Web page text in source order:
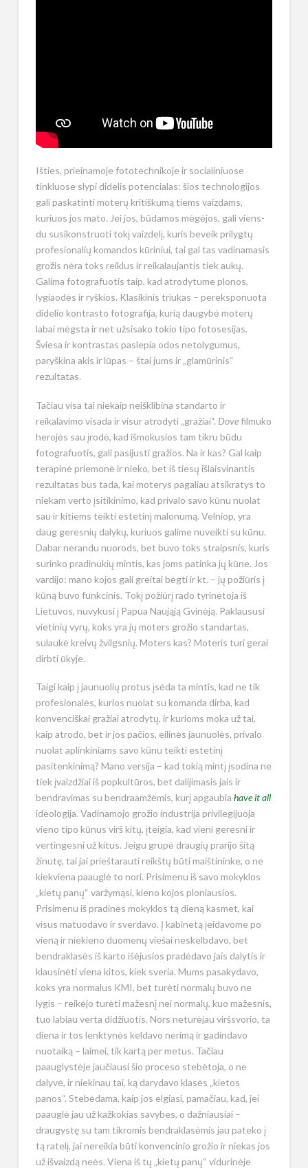
Išties, prieinamoje fototechnikoje ir socialiniuose
tinkluose slypi didelis potencialas: šios technologijos
gali paskatinti moterų kritiškumą tiems vaizdams,
kuriuos jos mato. Jei jos, būdamos mėgėjos, gali viens-
du susikonstruoti tokį vaizdelį, kuris beveik prilygtų
profesionalių komandos kūriniui, tai gal tas vadinamasis
grožis nėra toks reiklus ir reikalaujantis tiek aukų.
Galima fotografuotis taip, kad atrodytume plonos,
lygiaodės ir ryškios. Klasikinis triukas – pereksponuota
didelio kontrasto fotografija, kurią daugybė moterų
labai mėgsta ir net užsisako tokio tipo fotosesijas.
Šviesa ir kontrastas paslepia odos netolygumus,
paryškina akis ir lūpas – štai jums ir „glamūrinis“
rezultatas.
Tačiau visa tai niekaip neišklibina standarto ir
reikalavimo visada ir visur atrodyti „gražiai“. Dovefilmuko
herojės sau įrodė, kad išmokusios tam tikru būdu
fotografuotis, gali pasijusti gražios. Na ir kas? Gal kaip
terapinė priemonė ir nieko, bet iš tiesų išlaisvinantis
rezultatas bus tada, kai moterys pagaliau atsikratys to
niekam verto įsitikinimo, kad privalo savo kūnu nuolat
sau ir kitiems teikti estetinį malonumą. Velniop, yra
daug geresnių dalykų, kuriuos galime nuveikti su kūnu.
Dabar nerandu nuorods, bet buvo toks straipsnis, kuris
surinko pradinukių mintis, kas joms patinka jų kūne. Jos
vardijo: mano kojos gali greitai bėgti ir kt. – jų požiūris į
kūną buvo funkcinis. Tokį požiūrį rado tyrinėtoja iš
Lietuvos, nuvykusi į Papua Naująją Gvinėją. Paklaususi
vietinių vyrų, koks yra jų moters grožio standartas,
sulaukė kreivų žvilgsnių. Moters kas? Moteris turi gerai
dirbti ūkyje.
Taigi kaip į jaunuolių protus įsėda ta mintis, kad ne tik
profesionalės, kurios nuolat su komanda dirba, kad
konvenciškai gražiai atrodytų, ir kurioms moka už tai,
kaip atrodo, bet ir jos pačios, eilinės jaunuolės, privalo
nuolat aplinkiniams savo kūnu teikti estetinį
pasitenkinimą? Mano versija – kad tokią mintį įsodina ne
tiek įvaizdžiai iš popkultūros, bet dalijimasis jais ir
bendravimas su bendraamžėmis, kurį apgaubia have it all
ideologija. Vadinamojo grožio industrija privilegijuoja
vieno tipo kūnus virš kitų, įteigia, kad vieni geresni ir
vertingesni už kitus. Jeigu grupė draugių prarijo šitą
žinutę, tai jai prieštarauti reikštų būti maištininke, o ne
kiekviena paauglė to nori. Prisimenu iš savo mokyklos
„kietų panų“ varžymąsi, kieno kojos ploniausios.
Prisimenu iš pradinės mokyklos tą dieną kasmet, kai
visus matuodavo ir sverdavo. Į kabinetą įeidavome po
vieną ir niekieno duomenų viešai neskelbdavo, bet
bendraklasės iš karto išėjusios pradėdavo jais dalytis ir
klausinėti viena kitos, kiek sveria. Mums pasakydavo,
koks yra normalus KMI, bet turėti normalų buvo ne
lygis – reikėjo turėti mažesnį nei normalų, kuo mažesnis,
tuo labiau verta didžiuotis. Nors neturėjau viršsvorio, ta
diena ir tos lenktynės keldavo nerimą ir gadindavo
nuotaiką – laimei, tik kartą per metus. Tačiau
paauglystėje jaučiausi šio proceso stebėtoja, o ne
dalyvė, ir niekinau tai, ką darydavo klasės „kietos
panos“. Stebėdama, kaip jos elgiasi, pamačiau, kad, jei
paauglė jau už kažkokias savybes, o dažniausiai –
draugystę su tam tikromis bendraklasėmis jau pateko į
tą ratelį, jai nereikia būti konvencinio grožio ir niekas jos
už išvaizdą neės. Viena iš tų „kietų panų“ vidurinėje